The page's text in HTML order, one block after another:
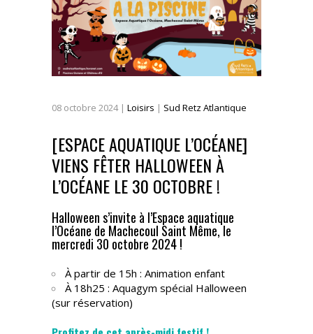
08 octobre 2024| Loisirs | Sud Retz Atlantique
[ESPACE AQUATIQUE L’OCÉANE]
VIENS FÊTER HALLOWEEN À
L’OCÉANE LE 30 OCTOBRE !
Halloween s’invite à l’Espace aquatique
l’Océane de Machecoul Saint Même, le
mercredi 30 octobre 2024 !
À partir de 15h : Animation enfant
À 18h25 : Aquagym spécial Halloween
(sur réservation)